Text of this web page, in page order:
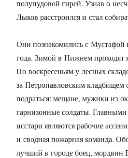
полупудовой гирей. Узнав о
Лыков расстроился и стал
Они познакомились с Мустафой
года. Зимой в Нижнем проходят
По воскресеньям у лесных
за Петропавловским кладбищем
подраться: мещане, мужики из
гарнизонные солдаты.
исстари являются рабочие
и сводная пожарная команда.
лучший в городе боец, мордвин